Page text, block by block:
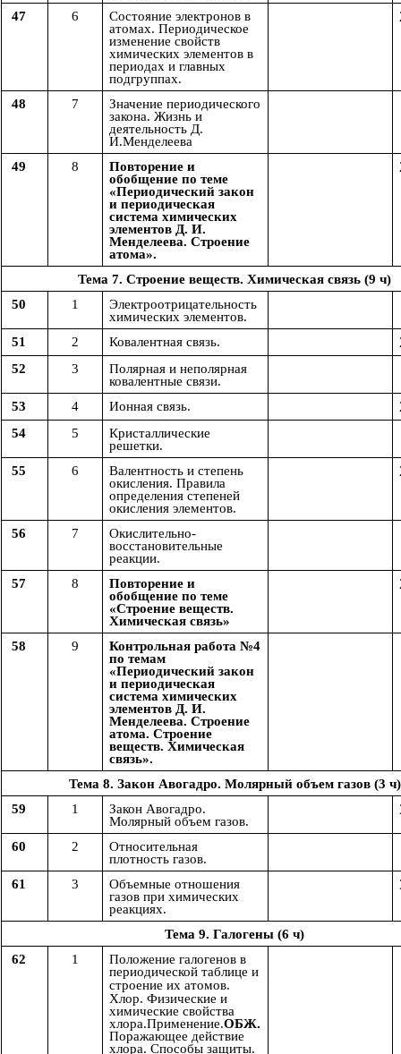
47
6
Состояние электронов в
атомах. Периодическое
изменение свойств
химических элементов в
периодах и главных
подгруппах.
48 7
Значение периодического
закона. Жизнь и
деятельность Д.
И.Менделеева
49
8
Повторение и
обобщение по теме
«Периодический закон
и периодическая
система химических
элементов Д. И.
Менделеева. Строение
атома».
Тема 7. Строение веществ. Химическая связь (9 ч)
50
1
Электроотрицательность
химических элементов.
51
2 Ковалентная связь.
52 3
Полярная и неполярная
ковалентные связи.
53
4 Ионная связь.
54 5
Кристаллические
решетки.
55
6
Валентность и степень
окисления. Правила
определения степеней
окисления элементов.
56 7
Окислительно-
восстановительные
реакции.
57
8
Повторение и
обобщение по теме
«Строение веществ.
Химическая связь»
58 9
Контрольная работа №4
по темам
«Периодический закон
и периодическая
система химических
элементов Д. И.
Менделеева. Строение
атома. Строение
веществ. Химическая
связь».
Тема 8. Закон Авогадро. Молярный объем газов (3 ч)
59
1
Закон Авогадро.
Молярный объем газов.
60 2
Относительная
плотность газов.
61
3
Объемные отношения
газов при химических
реакциях.
Тема 9. Галогены (6 ч)
62
1
Положение галогенов в
периодической таблице и
строение их атомов.
Хлор. Физические и
химические свойства
хлора.Применение.ОБЖ.
Поражающее действие
хлора. Способы защиты.